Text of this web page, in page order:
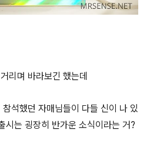
리며 바라보긴 했는데
석했던 자매님들이 다들 신이 나 있
시는 굉장히 반가운 소식이라는 거?